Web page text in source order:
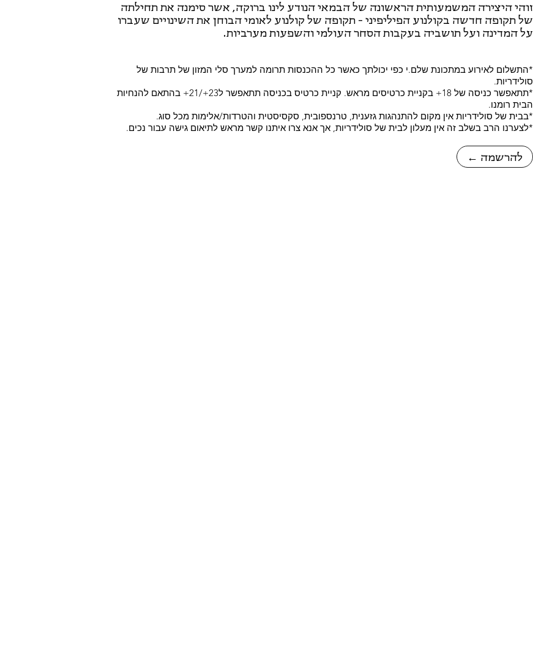
← להרשמה
זוהי היצירה המשמעותית הראשונה של הבמאי הנודע לינו ברוקה, אשר סימנה את תחילתה
של תקופה חדשה בקולנוע הפיליפיני - תקופה של קולנוע לאומי הבוחן את השינויים שעברו
על המדינה ועל תושביה בעקבות הסחר העולמי והשפעות מערביות.
*התשלום לאירוע במתכונת שלם.י כפי יכולתך כאשר כל ההכנסות תרומה למערך סלי המזון של תרבות של
סולידריות.
*תתאפשר כניסה של 18+ בקניית כרטיסים מראש. קניית כרטיס בכניסה תתאפשר ל23+/21+ בהתאם להנחיות
הבית רומנו.
*בבית של סולידריות אין מקום להתנהגות גזענית, טרנספובית, סקסיסטית והטרדות/אלימות מכל סוג.
*לצערנו הרב בשלב זה אין מעלון לבית של סולידריות, אך אנא צרו איתנו קשר מראש לתיאום גישה עבור נכים.